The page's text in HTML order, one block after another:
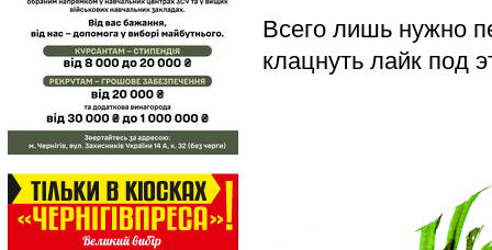
Всего лишь нужно
клацнуть лайк под